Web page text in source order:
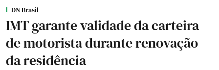
DN Brasil
IMT garante validade da carteira
de motorista durante renovação
da residência